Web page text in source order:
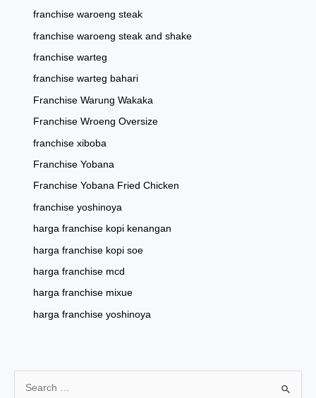
franchise waroeng steak
franchise waroeng steak and shake
franchise warteg
franchise warteg bahari
Franchise Warung Wakaka
Franchise Wroeng Oversize
franchise xiboba
Franchise Yobana
Franchise Yobana Fried Chicken
franchise yoshinoya
harga franchise kopi kenangan
harga franchise kopi soe
harga franchise mcd
harga franchise mixue
harga franchise yoshinoya